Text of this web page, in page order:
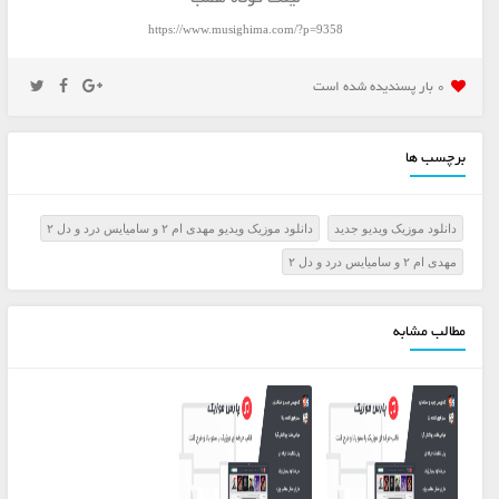
https://www.musighima.com/?p=9358
0 بار پسنديده شده است
برچسب ها
دانلود موزیک ویدیو جدید دانلود موزیک ویدیو مهدی ام ۲ و سامیایس درد و دل ۲
مهدی ام ۲ و سامیایس درد و دل ۲
مطالب مشابه